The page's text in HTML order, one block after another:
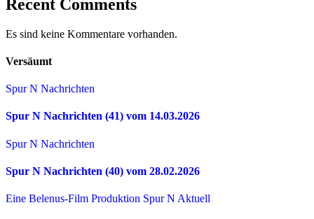
Recent Comments
Es sind keine Kommentare vorhanden.
Versäumt
Spur N Nachrichten
Spur N Nachrichten (41) vom 14.03.2026
Spur N Nachrichten
Spur N Nachrichten (40) vom 28.02.2026
Eine Belenus-Film Produktion Spur N Aktuell